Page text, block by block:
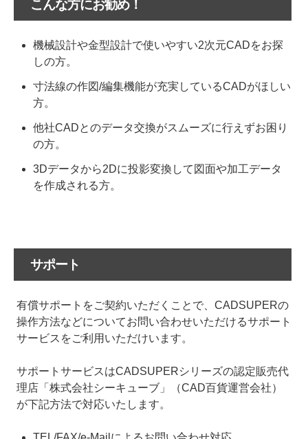
こんな方にお勧め！
機械設計や金型設計で使いやすい2次元CADをお探
しの方。
寸法線の作図/編集機能が充実しているCADがほしい
方。
他社CADとのデータ交換がスムーズに行えずお困り
の方。
3Dデータから2Dに投影変換して図面や加工データ
を作成される方。
サポート
有償サポートをご契約いただくことで、CADSUPERの
操作方法などについてお問い合わせいただけるサポート
サービスをご利用いただけいます。
サポートサービスはCADSUPERシリーズの認定販売代
理店「株式会社シーキューブ」（CAD百貨運営会社）
が下記方法で対応いたします。